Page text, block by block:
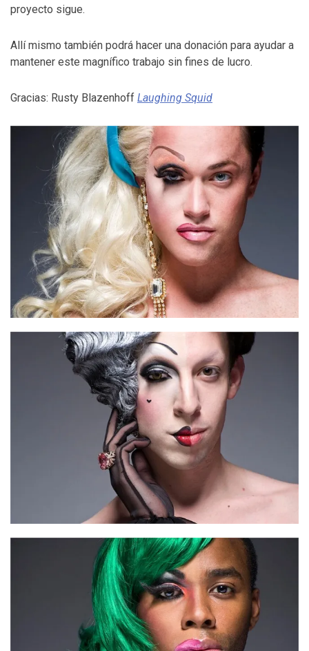
proyecto sigue.
Allí mismo también podrá hacer una donación para ayudar a
mantener este magnífico trabajo sin fines de lucro.
Gracias: Rusty Blazenhoff Laughing Squid